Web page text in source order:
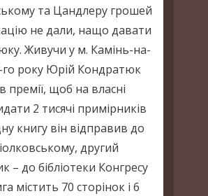
та Цандлеру грошей
не дали, нащо давати
Живучи у м. Камінь-на-
го року Юрій Кондратюк
премії, щоб на власні
2 тисячі примірників
книгу він відправив до
другий
– до бібліотеки Конгресу
містить 70 сторінок і 6